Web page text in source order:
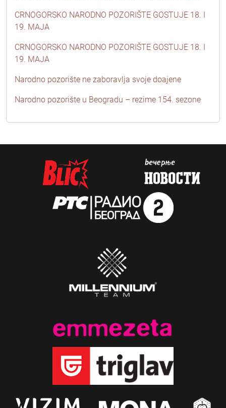
CRNOGORSKO NARODNO POZORIŠTE GOSTUJE 18. I
19. MAJA
CRNOGORSKO NARODNO POZORIŠTE GOSTUJE 18. I
19. MAJA
Narodno pozorište ne zaboravlja svoje doajene
Narodno pozorište u Beogradu – rezime 154. sezone